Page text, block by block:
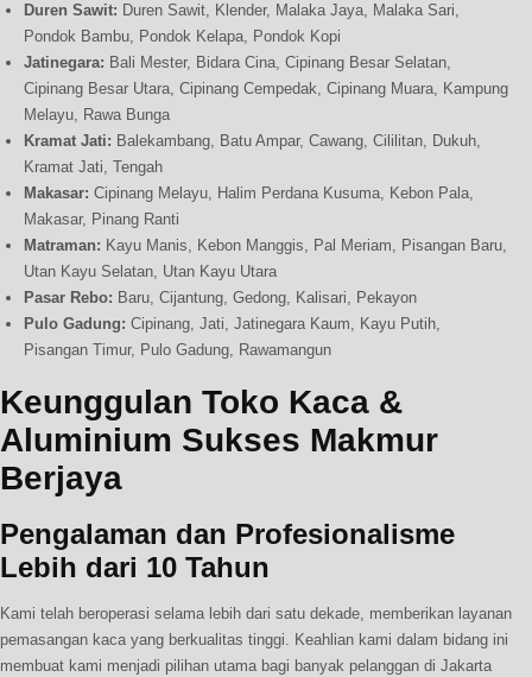
Duren Sawit: Duren Sawit, Klender, Malaka Jaya, Malaka Sari,
Pondok Bambu, Pondok Kelapa, Pondok Kopi
Jatinegara: Bali Mester, Bidara Cina, Cipinang Besar Selatan,
Cipinang Besar Utara, Cipinang Cempedak, Cipinang Muara, Kampung
Melayu, Rawa Bunga
Kramat Jati: Balekambang, Batu Ampar, Cawang, Cililitan, Dukuh,
Kramat Jati, Tengah
Makasar: Cipinang Melayu, Halim Perdana Kusuma, Kebon Pala,
Makasar, Pinang Ranti
Matraman: Kayu Manis, Kebon Manggis, Pal Meriam, Pisangan Baru,
Utan Kayu Selatan, Utan Kayu Utara
Pasar Rebo: Baru, Cijantung, Gedong, Kalisari, Pekayon
Pulo Gadung: Cipinang, Jati, Jatinegara Kaum, Kayu Putih,
Pisangan Timur, Pulo Gadung, Rawamangun
Keunggulan Toko Kaca &
Aluminium Sukses Makmur
Berjaya
Pengalaman dan Profesionalisme
Lebih dari 10 Tahun
Kami telah beroperasi selama lebih dari satu dekade, memberikan layanan
pemasangan kaca yang berkualitas tinggi. Keahlian kami dalam bidang ini
membuat kami menjadi pilihan utama bagi banyak pelanggan di Jakarta